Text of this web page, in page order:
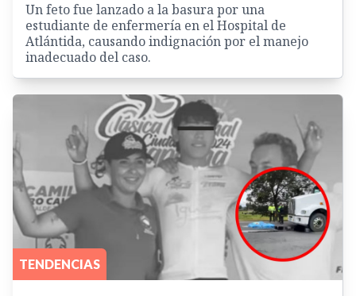
Un feto fue lanzado a la basura por una
estudiante de enfermería en el Hospital de
Atlántida, causando indignación por el manejo
inadecuado del caso.
TENDENCIAS